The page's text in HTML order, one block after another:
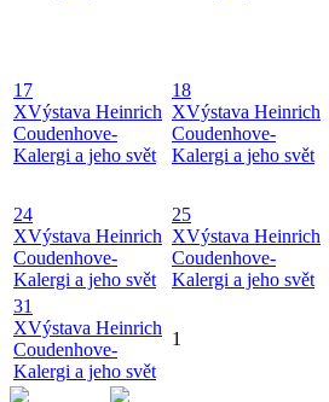
17
XVýstava Heinrich
Coudenhove-
Kalergi a jeho svět
18
XVýstava Heinrich
Coudenhove-
Kalergi a jeho svět
24
XVýstava Heinrich
Coudenhove-
Kalergi a jeho svět
25
XVýstava Heinrich
Coudenhove-
Kalergi a jeho svět
31
XVýstava Heinrich
Coudenhove-
Kalergi a jeho svět
1